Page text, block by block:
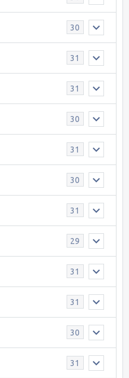
30
31
31
30
31
30
31
29
31
31
30
31